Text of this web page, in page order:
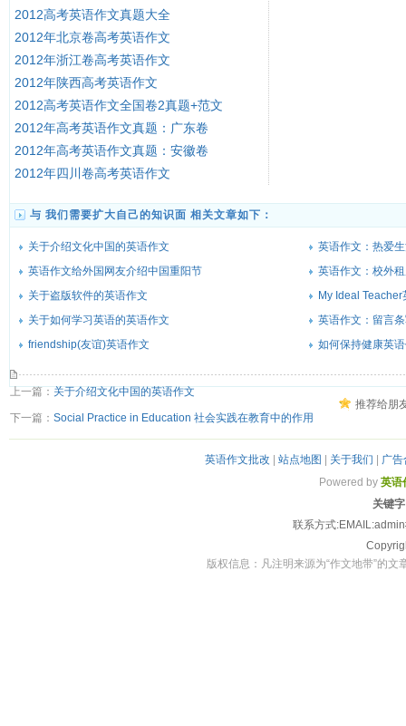
2012高考英语作文真题大全
2012年北京卷高考英语作文
2012年浙江卷高考英语作文
2012年陕西高考英语作文
2012高考英语作文全国卷2真题+范文
2012年高考英语作文真题：广东卷
2012年高考英语作文真题：安徽卷
2012年四川卷高考英语作文
与 我们需要扩大自己的知识面 相关文章如下：
关于介绍文化中国的英语作文
英语作文：热爱
英语作文给外国网友介绍中国重阳节
英语作文：校外
关于盗版软件的英语作文
My Ideal
关于如何学习英语的英语作文
英语作文：留言
friendship(友谊)英语作文
如何保持健康英
上一篇： 关于介绍文化中国的英语作文
下一篇： Social Practice in Education 社会实践在教育中的作用
推荐给朋
英语作文批改 站点地图 关于我们
广告
Powered by 英语
关键
联系方式
版权信息：凡注明来源为“作文地带”的